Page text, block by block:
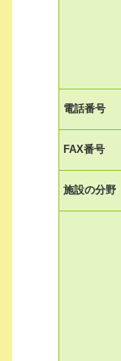
電話番号
FAX番号
施設の分野